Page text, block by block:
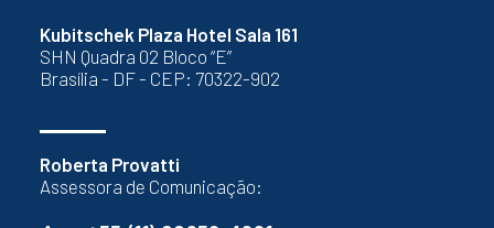
Kubitschek Plaza Hotel Sala 161
SHN Quadra 02 Bloco “E”
Brasília - DF - CEP: 70322-902
Roberta Provatti
Assessora de Comunicação: